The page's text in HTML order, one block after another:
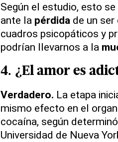
Según el estudio, esto
ante la pérdidade un ser
cuadros psicopáticos y
podrían llevarnos a la
4. ¿El amores
Verdadero. La etapa
mismo efecto en el
cocaína, según
Universidad de Nueva